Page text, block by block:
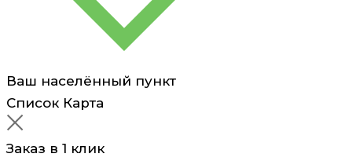
Ваш населённый пункт
Список Карта
Заказ в 1 клик